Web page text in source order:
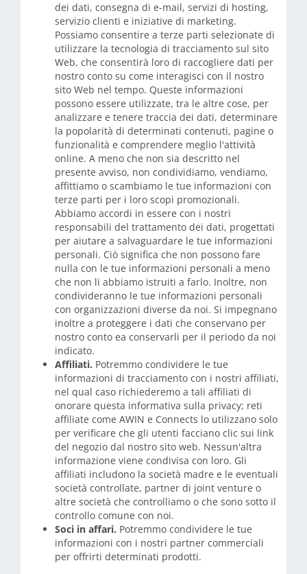
dei dati, consegna di e-mail, servizi di hosting,
servizio clienti e iniziative di marketing.
Possiamo consentire a terze parti selezionate di
utilizzare la tecnologia di tracciamento sul sito
Web, che consentirà loro di raccogliere dati per
nostro conto su come interagisci con il nostro
sito Web nel tempo. Queste informazioni
possono essere utilizzate, tra le altre cose, per
analizzare e tenere traccia dei dati, determinare
la popolarità di determinati contenuti, pagine o
funzionalità e comprendere meglio l'attività
online. A meno che non sia descritto nel
presente avviso, non condividiamo, vendiamo,
affittiamo o scambiamo le tue informazioni con
terze parti per i loro scopi promozionali.
Abbiamo accordi in essere con i nostri
responsabili del trattamento dei dati, progettati
per aiutare a salvaguardare le tue informazioni
personali. Ciò significa che non possono fare
nulla con le tue informazioni personali a meno
che non li abbiamo istruiti a farlo. Inoltre, non
condivideranno le tue informazioni personali
con organizzazioni diverse da noi. Si impegnano
inoltre a proteggere i dati che conservano per
nostro conto ea conservarli per il periodo da noi
indicato.
Affiliati. Potremmo condividere le tue
informazioni di tracciamento con i nostri affiliati,
nel qual caso richiederemo a tali affiliati di
onorare questa informativa sulla privacy; reti
affiliate come AWIN e Connects lo utilizzano solo
per verificare che gli utenti facciano clic sui link
del negozio dal nostro sito web. Nessun'altra
informazione viene condivisa con loro. Gli
affiliati includono la società madre e le eventuali
società controllate, partner di joint venture o
altre società che controlliamo o che sono sotto il
controllo comune con noi.
Soci in affari. Potremmo condividere le tue
informazioni con i nostri partner commerciali
per offrirti determinati prodotti.